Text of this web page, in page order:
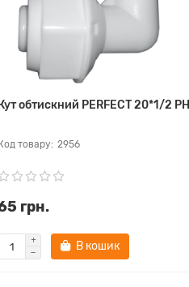
Кут обтискний PERFEСT 20*1/2 РН
2956
грн.
В кошик